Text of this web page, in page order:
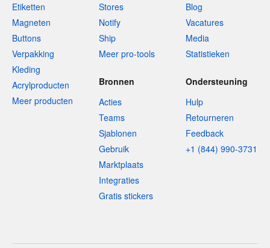
Etiketten
Magneten
Buttons
Verpakking
Kleding
Acrylproducten
Meer producten
Stores
Notify
Ship
Meer pro-tools
Blog
Vacatures
Media
Statistieken
Bronnen
Acties
Teams
Sjablonen
Gebruik
Marktplaats
Integraties
Gratis stickers
Ondersteuning
Hulp
Retourneren
Feedback
+1 (844) 990-3731